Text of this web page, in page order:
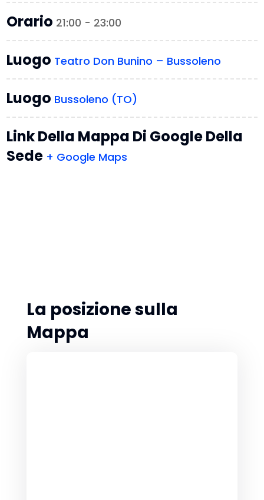
Orario 21:00 - 23:00
Luogo Teatro Don Bunino – Bussoleno
Luogo Bussoleno (TO)
Link Della Mappa Di Google Della
Sede + Google Maps
La posizione sulla
Mappa